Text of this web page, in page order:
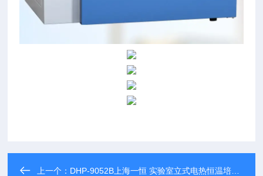
上一个： DHP-9052B上海一恒 实验室立式电热恒温培养箱